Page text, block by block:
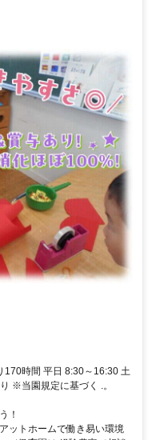
170時間 平日 8:30～16:30 土
※当園規定に基づく .。
！
ームで働き易い環境